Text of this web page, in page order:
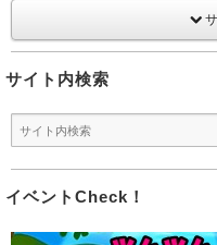
サイト内検索
イベントCheck！